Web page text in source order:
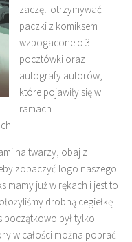
zaczęli otrzymywać
paczki z komiksem
wzbogacone o 3
pocztówki oraz
autografy autorów,
które pojawiły się w
ramach
na twarzy, obaj z
zobaczyć logo naszego
mamy już w rękach i jest to
drobną cegiełkę
początkowo był tylko
w całości można pobrać